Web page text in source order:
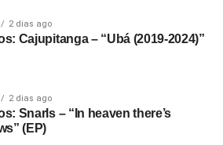
2 dias ago
Cajupitanga – “Ubá (2019-2024)”
2 dias ago
Snarls – “In heaven there’s
(EP)